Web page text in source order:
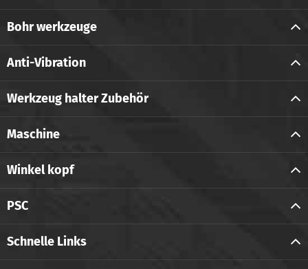
Bohr werkzeuge
Anti-Vibration
Werkzeug halter Zubehör
Maschine
Winkel kopf
PSC
Schnelle Links